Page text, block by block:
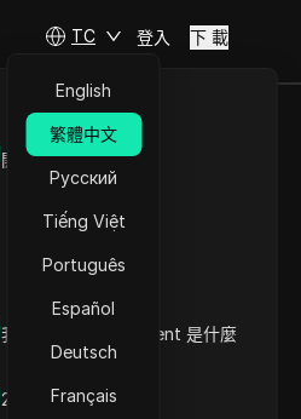
開放API
我的瀏覽器 User Agent 是什麼
2FA验证码生成器
TC
English
繁體中文
Русский
Tiếng Việt
Português
Español
Deutsch
Français
登入 下 載